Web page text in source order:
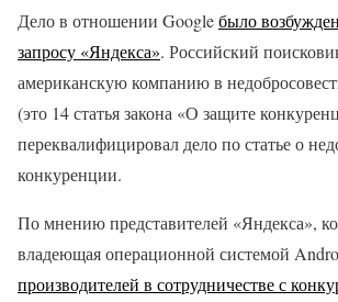
Дело в отношении Googleбыло
запросу «Яндекса». Российский
американскую компанию в
(это 14 статья закона «О защите
переквалифицировал дело по статье о
конкуренции.​
По мнению представителей «Яндекса»,
владеющая операционной системой
производителей в сотрудничестве с